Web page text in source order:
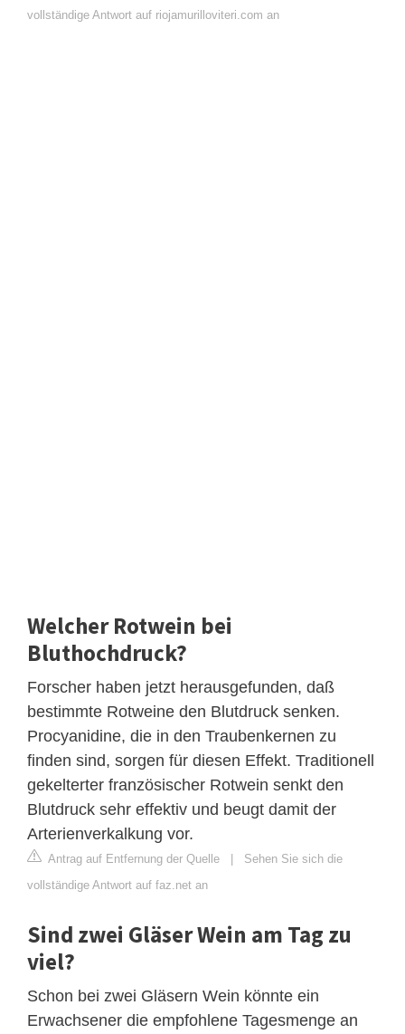
vollständige Antwort auf riojamurilloviteri.com an
Welcher Rotwein bei
Bluthochdruck?
Forscher haben jetzt herausgefunden, daß
bestimmte Rotweine den Blutdruck senken.
Procyanidine, die in den Traubenkernen zu
finden sind, sorgen für diesen Effekt. Traditionell
gekelterter französischer Rotwein senkt den
Blutdruck sehr effektiv und beugt damit der
Arterienverkalkung vor.
Antrag auf Entfernung der Quelle | Sehen Sie sich die
vollständige Antwort auf faz.net an
Sind zwei Gläser Wein am Tag zu
viel?
Schon bei zwei Gläsern Wein könnte ein
Erwachsener die empfohlene Tagesmenge an